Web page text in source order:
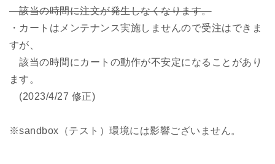
該当の時間に注文が発生しなくなります。
・カートはメンテナンス実施しませんので受注はできま
すが、
該当の時間にカートの動作が不安定になることがあり
ます。
(2023/4/27 修正)
※sandbox（テスト）環境には影響ございません。